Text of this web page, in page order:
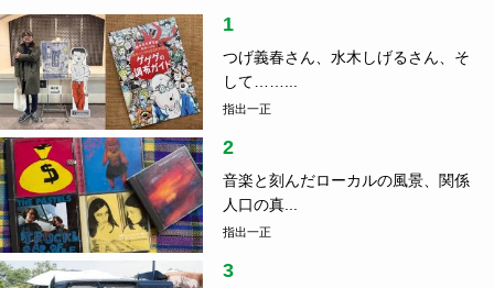
1
つげ義春さん、水木しげるさん、そ
して……...
指出一正
2
音楽と刻んだローカルの風景、関係
人口の真...
指出一正
3